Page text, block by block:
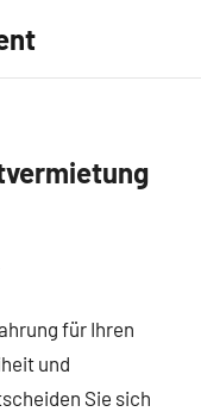
für Ihren
und
Sie sich